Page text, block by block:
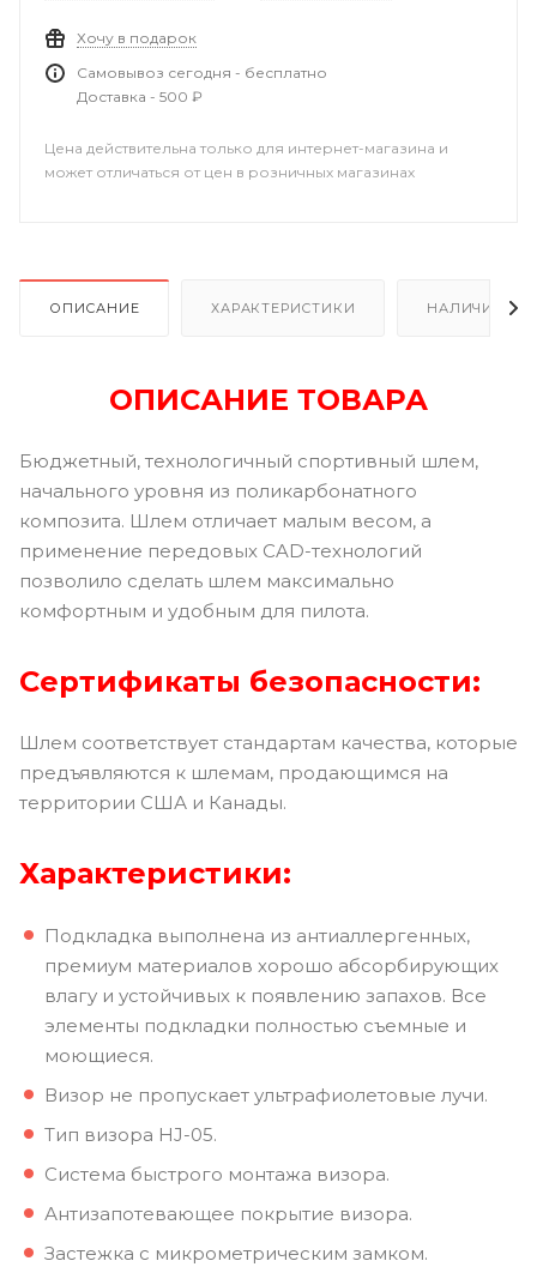
Хочу в подарок
Самовывоз сегодня - бесплатно
Доставка - 500 ₽
Цена действительна только для интернет-магазина и
может отличаться от цен в розничных магазинах
ОПИСАНИЕ ХАРАКТЕРИСТИКИ НАЛИЧИЕ В
ОПИСАНИЕ ТОВАРА
Бюджетный, технологичный спортивный шлем,
начального уровня из поликарбонатного
композита. Шлем отличает малым весом, а
применение передовых CAD-технологий
позволило сделать шлем максимально
комфортным и удобным для пилота.
Сертификаты безопасности:
Шлем соответствует стандартам качества, которые
предъявляются к шлемам, продающимся на
территории США и Канады.
Характеристики:
Подкладка выполнена из антиаллергенных,
премиум материалов хорошо абсорбирующих
влагу и устойчивых к появлению запахов. Все
элементы подкладки полностью съемные и
моющиеся.
Визор не пропускает ультрафиолетовые лучи.
Тип визора HJ-05.
Система быстрого монтажа визора.
Антизапотевающее покрытие визора.
Застежка с микрометрическим замком.